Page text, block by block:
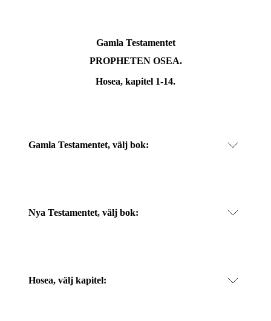
Gamla Testamentet
PROPHETEN OSEA.
Hosea, kapitel 1-14.
Gamla Testamentet, välj bok:
Nya Testamentet, välj bok:
Hosea, välj kapitel: